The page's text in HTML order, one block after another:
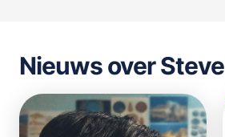
Nieuws over Steve